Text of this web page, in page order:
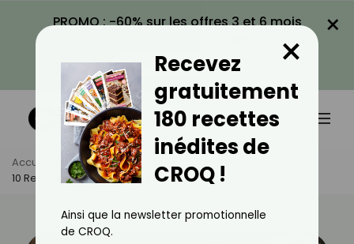
PROMO : -60% sur les offres 3 et 6 mois
VOIR LA PROMO
×
Accueil Actus
Recettes
10 Recettes D’automne Pas Chères
Recevez
gratuitement
180 recettes
inédites de
CROQ !
×
Ainsi que la newsletter promotionnelle
de CROQ.